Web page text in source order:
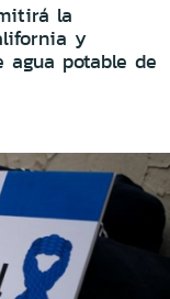
la
y
potable de